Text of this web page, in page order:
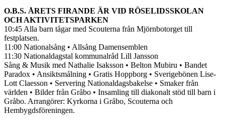
O.B.S. ÅRETS FIRANDE ÄR VID RÖSELIDSSKOLAN
OCH AKTIVITETSPARKEN
10:45 Alla barn tågar med Scouterna från Mjörnbotorget till
festplatsen.
11:00 Nationalsång • Allsång Damensemblen
11:30 Nationaldagstal kommunalråd Lill Jansson
Sång & Musik med Nathalie Isaksson • Belton Mubiru • Bandet
Paradox • Ansiktsmålning • Gratis Hoppborg • Sverigebönen Lise-
Lott Claesson • Servering Nationaldagsbakelse • Smaker från
världen • Bilder från Gråbo • Insamling till diakonalt stöd till barn i
Gråbo. Arrangörer: Kyrkorna i Gråbo, Scouterna och
Hembygdsföreningen.